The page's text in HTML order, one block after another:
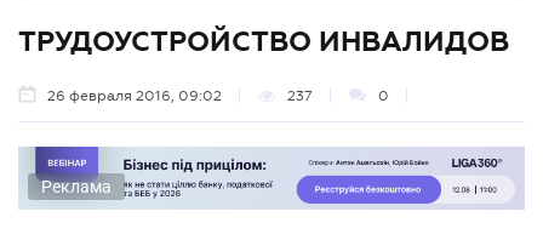
ТРУДОУСТРОЙСТВО ИНВАЛИДОВ
26 февраля 2016, 09:02 237 0
Реклама